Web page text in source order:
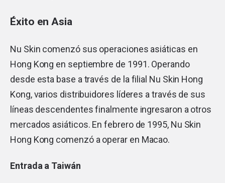
Éxito en Asia
Nu Skin comenzó sus operaciones asiáticas en
Hong Kong en septiembre de 1991. Operando
desde esta base a través de la filial Nu Skin Hong
Kong, varios distribuidores líderes a través de sus
líneas descendentes finalmente ingresaron a otros
mercados asiáticos. En febrero de 1995, Nu Skin
Hong Kong comenzó a operar en Macao.
Entrada a Taiwán